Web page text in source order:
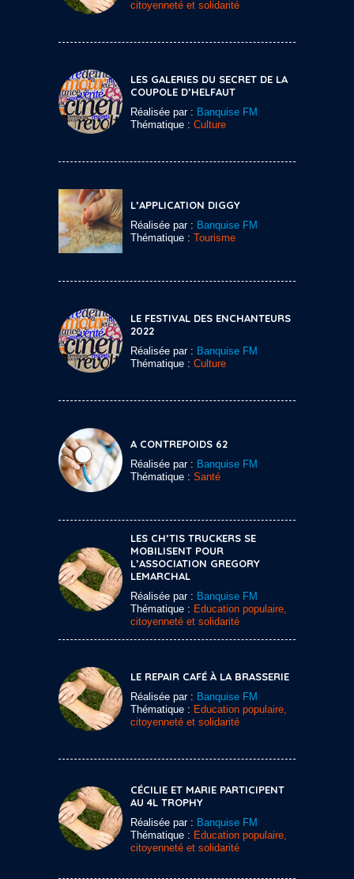
citoyenneté et solidarité
LES GALERIES DU SECRET DE LA
COUPOLE D’HELFAUT
Réalisée par : Banquise FM
Thématique : Culture
L’APPLICATION DIGGY
Réalisée par : Banquise FM
Thématique : Tourisme
LE FESTIVAL DES ENCHANTEURS
2022
Réalisée par : Banquise FM
Thématique : Culture
A CONTREPOIDS 62
Réalisée par : Banquise FM
Thématique : Santé
LES CH’TIS TRUCKERS SE
MOBILISENT POUR
L’ASSOCIATION GREGORY
LEMARCHAL
Réalisée par : Banquise FM
Thématique : Education populaire,
citoyenneté et solidarité
LE REPAIR CAFÉ À LA BRASSERIE
Réalisée par : Banquise FM
Thématique : Education populaire,
citoyenneté et solidarité
CÉCILIE ET MARIE PARTICIPENT
AU 4L TROPHY
Réalisée par : Banquise FM
Thématique : Education populaire,
citoyenneté et solidarité